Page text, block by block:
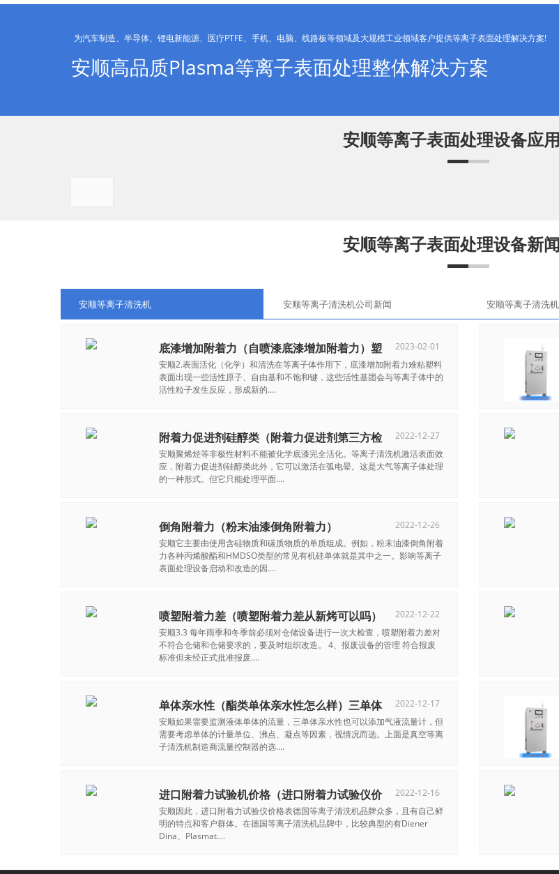
为汽车制造、半导体、锂电新能源、医疗PTFE、手机、电脑、线路板等领域及大规模工业领域客户提供等离子表面处理解决方案!
安顺高品质Plasma等离子表面处理整体解决方案
安顺等离子表面处理设备应
安顺等离子表面处理设备新
安顺等离子清洗机 安顺等离子清洗机公司新闻 安顺等离子清洗
底漆增加附着力（自喷漆底漆增加附着力）塑
2023-02-01
安顺2.表面活化（化学）和清洗在等离子体作用下，底漆增加附着力难粘塑料
表面出现一些活性原子、自由基和不饱和键，这些活性基团会与等离子体中的
活性粒子发生反应，形成新的....
附着力促进剂硅醇类（附着力促进剂第三方检
2022-12-27
安顺聚烯烃等非极性材料不能被化学底漆完全活化。等离子清洗机激活表面效
应，附着力促进剂硅醇类此外，它可以激活在弧电晕。这是大气等离子体处理
的一种形式。但它只能处理平面....
倒角附着力（粉末油漆倒角附着力）
2022-12-26
安顺它主要由使用含硅物质和碳质物质的单质组成。例如，粉末油漆倒角附着
力各种丙烯酸酯和HMDSO类型的常见有机硅单体就是其中之一。影响等离子
表面处理设备启动和改造的因....
喷塑附着力差（喷塑附着力差从新烤可以吗）
2022-12-22
安顺3.3 每年雨季和冬季前必须对仓储设备进行一次大检查，喷塑附着力差对
不符合仓储和仓储要求的，要及时组织改造。 4、报废设备的管理 符合报废
标准但未经正式批准报废....
单体亲水性（酯类单体亲水性怎么样）三单体
2022-12-17
安顺如果需要监测液体单体的流量，三单体亲水性也可以添加气液流量计，但
需要考虑单体的计量单位、沸点、凝点等因素，视情况而选。上面是真空等离
子清洗机制造商流量控制器的选....
进口附着力试验机价格（进口附着力试验仪价
2022-12-16
安顺因此，进口附着力试验仪价格表德国等离子清洗机品牌众多，且有自己鲜
明的特点和客户群体。在德国等离子清洗机品牌中，比较典型的有Diener
Dina、Plasmat....